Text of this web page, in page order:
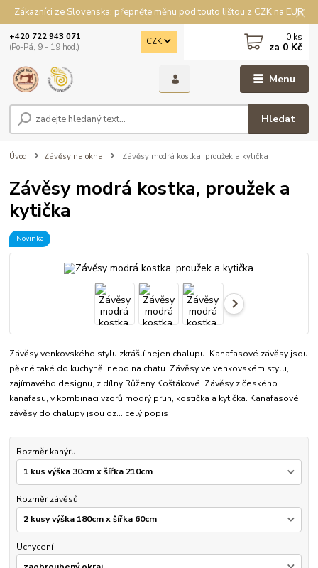
Zákazníci ze Slovenska: přepněte měnu pod touto lištou z CZK na EUR
Menu
CZK
Hledat
+420 722 943 071
(Po-Pá, 9 - 19 hod.)
0 ks
za 0 Kč
Úvod Závěsy na okna Závěsy modrá kostka, proužek a kytička
Závěsy modrá kostka, proužek a
kytička
Novinka
Závěsy venkovského stylu zkrášlí nejen chalupu. Kanafasové závěsy jsou
pěkné také do kuchyně, nebo na chatu. Závěsy ve venkovském stylu,
zajímavého designu, z dílny Růženy Košťákové. Závěsy z českého
kanafasu, v kombinaci vzorů modrý pruh, kostička a kytička. Kanafasové
závěsy do chalupy jsou oz... celý popis
Rozměr kanýru
Rozměr závěsů
Uchycení